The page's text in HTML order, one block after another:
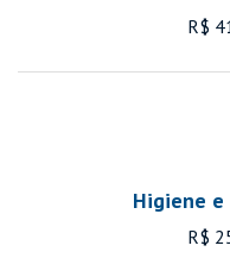
R$
Higiene e
R$